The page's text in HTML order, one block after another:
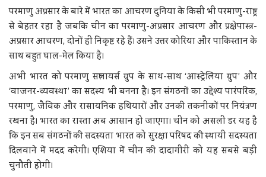
परमाणु अप्रसार के बारे में भारत का आचरण दुनिया के किसी भी परमाणु-राष्ट्र
से बेहतर रहा है जबकि चीन का परमाणु-अप्रसार आचरण और प्रक्षेपास्त्र-
अप्रसार आचरण, दोनों ही निकृष्ट रहे हैं। उसने उत्तर कोरिया और पाकिस्तान के
साथ बहुत घाल-मेल किया है।
अभी भारत को परमाणु सप्लायर्स ग्रुप के साथ-साथ ‘आस्ट्रेलिया ग्रुप’ और
‘वाजनर-व्यवस्था’ का सदस्य भी बनना है। इन संगठनों का उद्देश्य पारंपरिक,
परमाणु, जैविक और रासायनिक हथियारों और उनकी तकनीकों पर नियंत्रण
रखना है। भारत का रास्ता अब आसान हो जाएगा। चीन को असली डर यह है
कि इन सब संगठनों की सदस्यता भारत को सुरक्षा परिषद की स्थायी सदस्यता
दिलवाने में मदद करेगी। एशिया में चीन की दादागीरी को यह सबसे बड़ी
चुनौती होगी।